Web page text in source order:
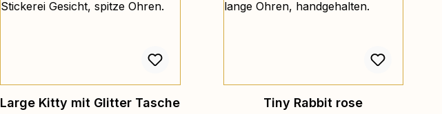
Large Kitty mit Glitter Tasche Tiny Rabbit rose